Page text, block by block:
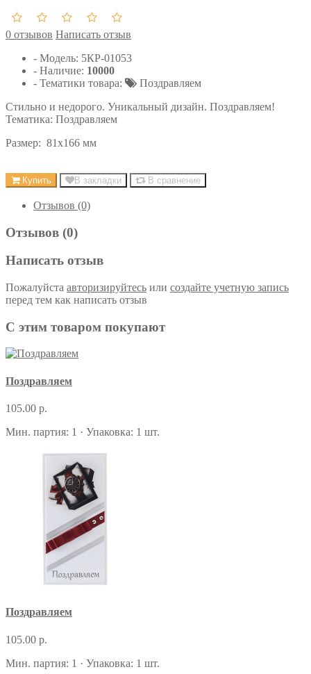
0 отзывов Написать отзыв
- Модель: 5КР-01053
- Наличие: 10000
- Тематики товара:
Поздравляем
Стильно и недорого. Уникальный дизайн. Поздравляем!
Тематика: Поздравляем
Размер: 81х166 мм
Купить В закладки В сравнение
Отзывов (0)
Отзывов (0)
Написать отзыв
Пожалуйста авторизируйтесь или создайте учетную запись
перед тем как написать отзыв
С этим товаром покупают
Поздравляем
105.00 р.
Мин. партия: 1 · Упаковка: 1 шт.
Поздравляем
105.00 р.
Мин. партия: 1 · Упаковка: 1 шт.